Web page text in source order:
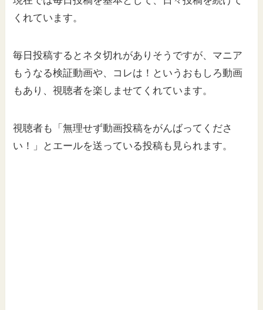
くれています。
毎日投稿するとネタ切れがありそうですが、マニア
もうなる検証動画や、コレは！というおもしろ動画
もあり、視聴者を楽しませてくれています。
視聴者も「無理せず動画投稿をがんばってくださ
い！」とエールを送っている投稿も見られます。